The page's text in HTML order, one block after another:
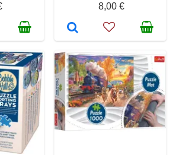
8,00 €